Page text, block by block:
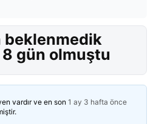
beklenmedik
8 gün olmuştu
vardır ve en son 1 ay 3 hafta önce